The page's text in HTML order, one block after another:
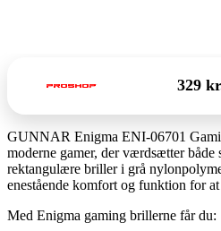
329
GUNNAR Enigma ENI-06701
moderne gamer, der værdsætter både
rektangulære briller i grå
enestående komfort og funktion for
Med Enigma gaming brillerne får du: